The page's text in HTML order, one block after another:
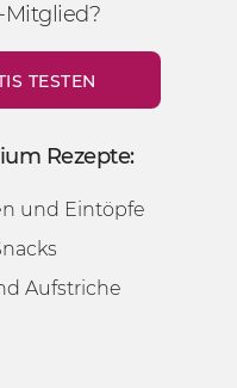
Mitglied?
TESTEN
Rezepte:
und Eintöpfe
Aufstriche